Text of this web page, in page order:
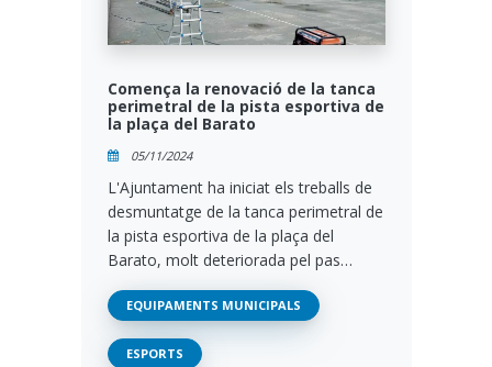
Comença la renovació de la tanca
perimetral de la pista esportiva de
la plaça del Barato
05/11/2024
L'Ajuntament ha iniciat els treballs de
desmuntatge de la tanca perimetral de
la pista esportiva de la plaça del
Barato, molt deteriorada pel pas…
EQUIPAMENTS MUNICIPALS
ESPORTS